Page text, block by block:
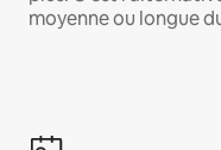
moyenne ou longue